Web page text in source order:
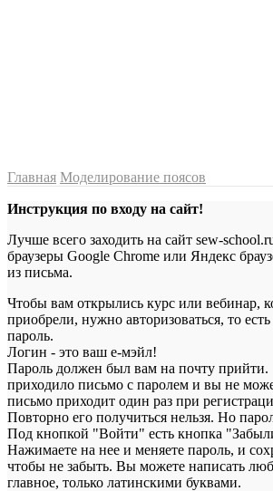
Главная Моделирование поясов
Инструкция по входу на сайт!
Лучше всего заходить на сайт sew-
браузеры Google Chrome или Яндекс
из письма.
Чтобы вам открылись курс или вебинар,
приобрели, нужно авторизоваться, то
пароль.
Логин - это ваш е-мэйл!
Пароль должен был вам на почту
приходило письмо с паролем и вы не
письмо приходит один раз при
Повторно его получиться нельзя. Но
Под кнопкой "Войти" есть кнопка
Нажимаете на нее и меняете пароль, и
чтобы не забыть. Вы можете написать
главное, только латинскими буквами.